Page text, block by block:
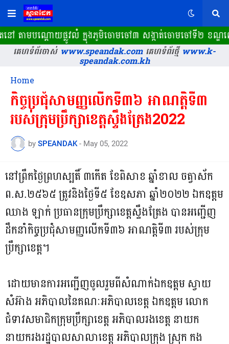
ៅ តាមបណ្តោយផ្លូវលំ ក្នុងភូមិចោមចៅ៣ សង្កាត់ចោមចៅទី២
គេហទំព័រចាស់www.speandak.comគេហទំព័រថ្មីwww.k-
speandak.com.kh
Home
កិច្ចប្រជុំសាមញ្ញលើកទី៣៦ អាណត្តិទី៣
របស់ក្រុមប្រឹក្សាខេត្តស្ទឹងត្រែង2022
by SPEANDAK - May 05, 2022
នៅព្រឹកថ្ងៃព្រហស្បតិ៍ ៣កើត ខែពិសាខ ឆ្នាំខាល ចត្វាស័ក
ព.ស.២៥៦៥ ត្រូវនិងថ្ងៃទី៥ ខែឧសភា ឆ្នាំ២០២២ ឯកឧត្តម
ឈាង ឡាក់ ប្រធានក្រុមប្រឹក្សាខេត្តស្ទឹងត្រែង បានអញ្ជើញ
ដឹកនាំកិច្ចប្រជុំសាមញ្ញលើកទី៣៦ អាណត្តិទី៣ របស់ក្រុម
ប្រឹក្សាខេត្ត។
ដោយមានការអញ្ជើញចូលរួមពីសំណាក់ឯកឧត្តម ស្វាយ
សំអ៊ាង អភិបាលនៃគណៈអភិបាលខេត្ត ឯកឧត្តម លោក
ជំទាវសមាជិកក្រុមប្រឹក្សាខេត្ត អភិបាលរងខេត្ត នាយក
នាយករងរដ្ឋបាលសាលាខេត្ត អភិបាលក្រុង ស្រុក កង